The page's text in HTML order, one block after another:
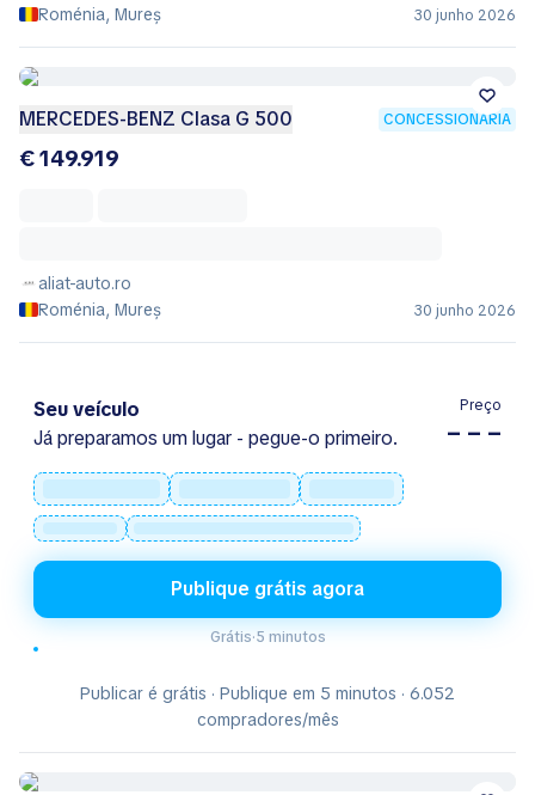
Roménia, Mureș
30 junho 2026
MERCEDES-BENZ Clasa G 500 CONCESSIONÁRIA
€ 149.919
aliat-auto.ro
Roménia, Mureș
30 junho 2026
Seu veículo
Já preparamos um lugar - pegue-o primeiro.
Preço
– – –
Publique grátis agora
Grátis·5 minutos
Publicar é grátis · Publique em 5 minutos · 6.052
compradores/mês